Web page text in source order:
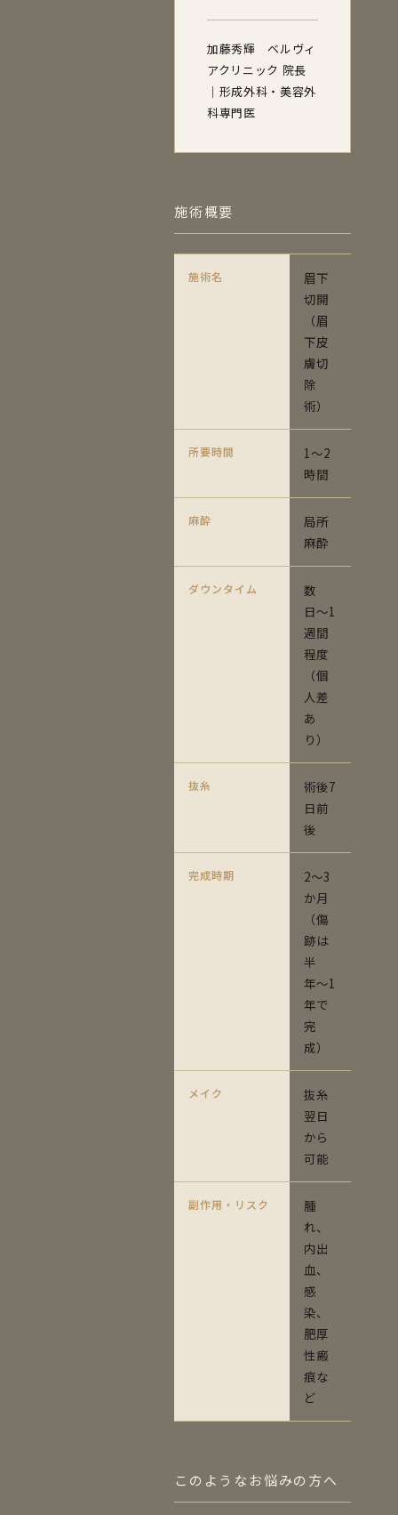
加藤秀輝 ベルヴィ
アクリニック 院長
｜形成外科・美容外
科専門医
施術概要
施術名
眉下
切開
（眉
下皮
膚切
除
術）
所要時間
1〜2
時間
麻酔
局所
麻酔
ダウンタイム
数
日〜1
週間
程度
（個
人差
あ
り）
抜糸
術後7
日前
後
完成時期
2〜3
か月
（傷
跡は
半
年〜1
年で
完
成）
メイク
抜糸
翌日
から
可能
副作用・リスク
腫
れ、
内出
血、
感
染、
肥厚
性瘢
痕な
ど
このようなお悩みの方へ